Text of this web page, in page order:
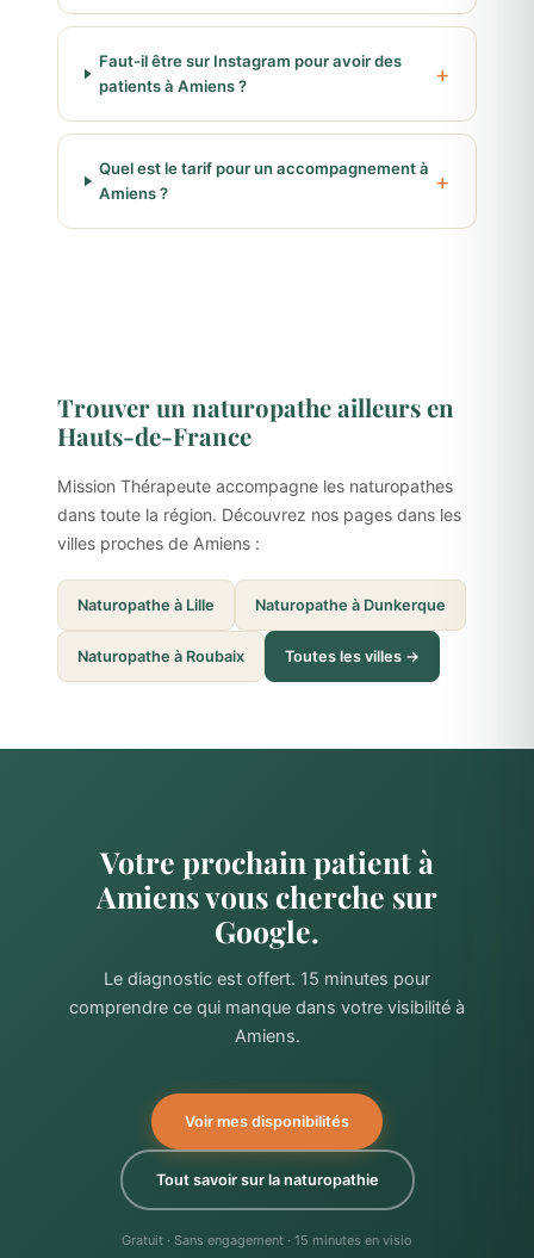
Faut-il être sur Instagram pour avoir des
patients à Amiens ?
Quel est le tarif pour un accompagnement à
Amiens ?
Trouver un naturopathe ailleurs en
Hauts-de-France
Mission Thérapeute accompagne les naturopathes
dans toute la région. Découvrez nos pages dans les
villes proches de Amiens :
Naturopathe à Lille Naturopathe à Dunkerque
Naturopathe à Roubaix Toutes les villes →
Votre prochain patient à
Amiens vous cherche sur
Google.
Le diagnostic est offert. 15 minutes pour
comprendre ce qui manque dans votre visibilité à
Amiens.
Voir mes disponibilités
Tout savoir sur la naturopathie
Gratuit · Sans engagement · 15 minutes en visio